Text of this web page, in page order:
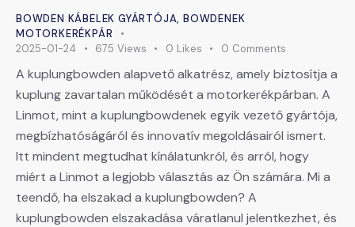
BOWDEN KÁBELEK GYÁRTÓJA,BOWDENEK
MOTORKERÉKPÁR
2025-01-24
675 Views 0 Likes 0 Comments
A kuplungbowden alapvető alkatrész, amely biztosítja a
kuplung zavartalan működését a motorkerékpárban. A
Linmot, mint a kuplungbowdenek egyik vezető gyártója,
megbízhatóságáról és innovatív megoldásairól ismert.
Itt mindent megtudhat kínálatunkról, és arról, hogy
miért a Linmot a legjobb választás az Ön számára. Mi a
teendő, ha elszakad a kuplungbowden? A
kuplungbowden elszakadása váratlanul jelentkezhet, és